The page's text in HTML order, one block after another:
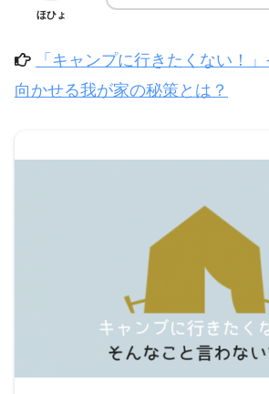
ほひょ
「キャンプに行きたくない！
向かせる我が家の秘策とは？